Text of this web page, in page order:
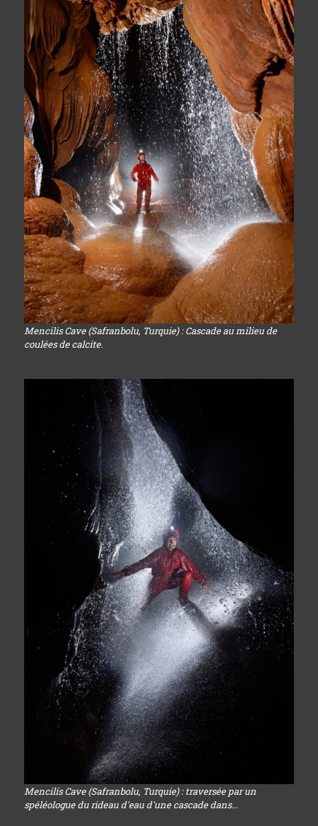
Mencilis Cave (Safranbolu, Turquie) : Cascade au milieu de
coulées de calcite.
Mencilis Cave (Safranbolu, Turquie) : traversée par un
spéléologue du rideau d'eau d'une cascade dans...